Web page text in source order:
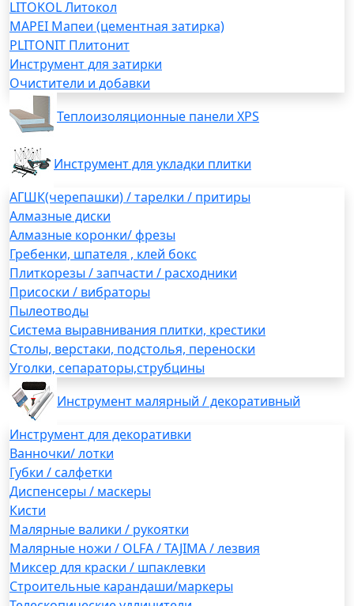
LITOKOL Литокол
MAPEI Мапеи (цементная затирка)
PLITONIT Плитонит
Инструмент для затирки
Очистители и добавки
Теплоизоляционные панели XPS
Инструмент для укладки плитки
АГШК(черепашки) / тарелки / притиры
Алмазные диски
Алмазные коронки/ фрезы
Гребенки, шпателя , клей бокс
Плиткорезы / запчасти / расходники
Присоски / вибраторы
Пылеотводы
Система выравнивания плитки, крестики
Столы, верстаки, подстолья, переноски
Уголки, сепараторы,струбцины
Инструмент малярный / декоративный
Инструмент для декоративки
Ванночки/ лотки
Губки / салфетки
Диспенсеры / маскеры
Кисти
Малярные валики / рукоятки
Малярные ножи / OLFA / TAJIMA / лезвия
Миксер для краски / шпаклевки
Строительные карандаши/маркеры